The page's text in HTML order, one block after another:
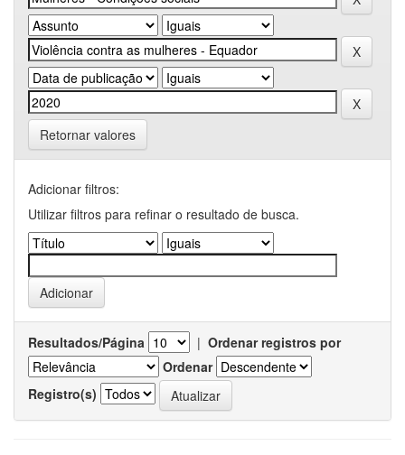
Retornar valores
Adicionar filtros:
Utilizar filtros para refinar o resultado de busca.
Resultados/Página | Ordenar registros por
Ordenar
Registro(s)